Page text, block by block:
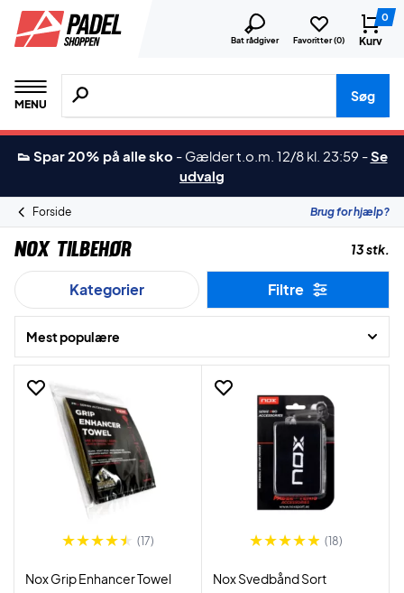
Bat rådgiver Favoritter (0)
0
Kurv
MENU
Søg efter produkter, mærker etc.
Søg
👟 Spar 20% på alle sko - Gælder t.o.m. 12/8 kl. 23:59 -Se
udvalg
Forside Brug for hjælp?
Nox Tilbehør 13 stk.
Kategorier Filtre
Mest populære
(17)
Nox Grip Enhancer Towel
(18)
Nox Svedbånd Sort